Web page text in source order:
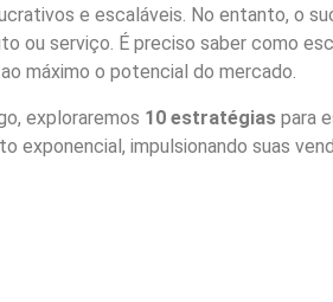
e escaláveis. No entanto, o
ou serviço. É preciso saber como
máximo o potencial do mercado.
exploraremos 10 estratégiaspara
exponencial, impulsionando suas